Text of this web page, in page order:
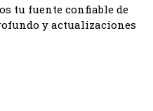
tu fuente confiable de
y actualizaciones